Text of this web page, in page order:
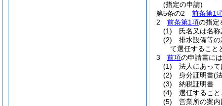
(指定の申請)
第5条の2
前条第1
2
前条第1項の指定
(1)
氏名又は名
(2)
排水設備等
て選任すること
3
前項の申請書に
(1)
法人にあっ
(2)
身分証明書(
(3)
納税証明書
(4)
選任するこ
(5)
営業所の案内